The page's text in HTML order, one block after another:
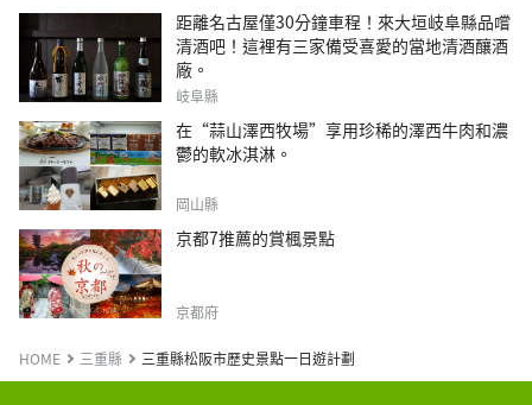
距離名古屋僅30分鐘車程！來大垣岐阜縣品嚐
清酒吧！這裡有三家備受喜愛的當地清酒釀酒
廠。
岐阜縣
在“蒜山澤西牧場”享用珍稀的澤西牛肉和濃
鬱的軟冰淇淋。
岡山縣
京都7推薦的賞楓景點
京都府
HOME 三重縣 三重縣松阪市歷史景點一日遊計劃